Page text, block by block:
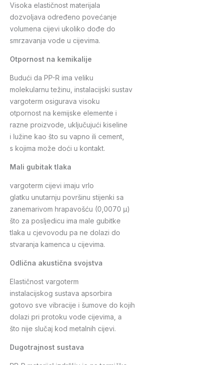
Visoka elastičnost materijala
dozvoljava određeno povećanje
volumena cijevi ukoliko dođe do
smrzavanja vode u cijevima.
Otpornost na kemikalije
Budući da PP-R ima veliku
molekularnu težinu, instalacijski sustav
vargoterm osigurava visoku
otpornost na kemijske elemente i
razne proizvode, uključujući kiseline
i lužine kao što su vapno ili cement,
s kojima može doći u kontakt.
Mali gubitak tlaka
vargoterm cijevi imaju vrlo
glatku unutarnju površinu stijenki sa
zanemarivom hrapavošću (0,0070 µ)
što za posljedicu ima male gubitke
tlaka u cjevovodu pa ne dolazi do
stvaranja kamenca u cijevima.
Odlična akustična svojstva
Elastičnost vargoterm
instalacijskog sustava apsorbira
gotovo sve vibracije i šumove do kojih
dolazi pri protoku vode cijevima, a
što nije slučaj kod metalnih cijevi.
Dugotrajnost sustava